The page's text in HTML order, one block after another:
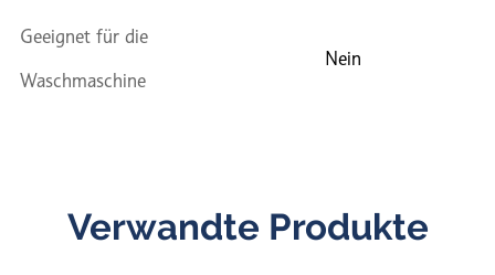
Geeignet für die
Waschmaschine
Nein
Verwandte Produkte